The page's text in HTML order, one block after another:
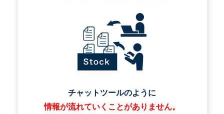
チャットツールのように
情報が流れていくことがありません。